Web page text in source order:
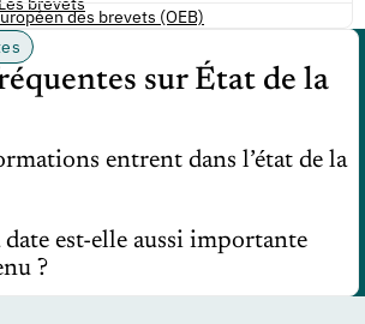
des brevets (OEB)
sur État de la
entrent dans l’état de la
est-elle aussi importante
?